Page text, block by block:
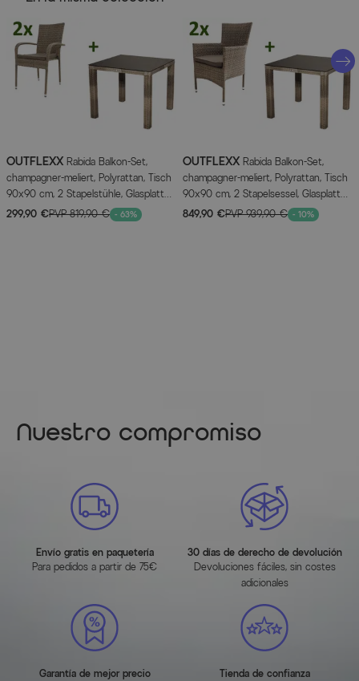
Instrucciones de montaje
DESCARGAR (PDF)
Información del fabricante
MÁS INFORMACIÓN AQUÍ
OUTFLEXX Rabida Balkon-Set,
champagner-meliert, Polyrattan, Tisch
90x90 cm, 2 Stapelstühle, Glasplatte
in Steinoptik
299,90 €PVP819,90 € - 63%
OUTFLEXX Rabida Balkon-Set,
champagner-meliert, Polyrattan, Tisch
90x90 cm, 2 Stapelsessel, Glasplatte
in Steinoptik
849,90 €PVP939,90 € - 10%
Nuestro compromiso
Envío gratis en paquetería
Para pedidos a partir de 75€
30 días de derecho de devolución
Devoluciones fáciles, sin costes
adicionales
Garantía de mejor precio
Tienda de confianza